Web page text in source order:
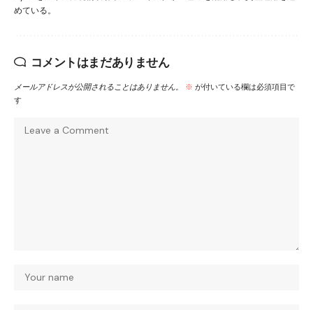
めている。
コメントはまだありません
メールアドレスが公開されることはありません。 ※ が付いている欄は必須項目で
す